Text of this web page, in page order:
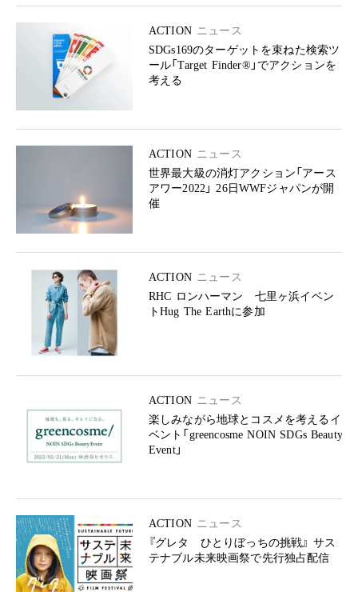
ACTION ニュース
SDGs169のターゲットを束ねた検索ツ
ール「Target Finder®︎」でアクションを
考える
ACTION ニュース
世界最大級の消灯アクション「アース
アワー2022」 26日WWFジャパンが開
催
ACTION ニュース
RHC ロンハーマン 七里ヶ浜イベン
トHug The Earthに参加
ACTION ニュース
楽しみながら地球とコスメを考えるイ
ベント「greencosme NOIN SDGs Beauty
Event」
ACTION ニュース
『グレタ ひとりぼっちの挑戦』 サス
テナブル未来映画祭で先行独占配信